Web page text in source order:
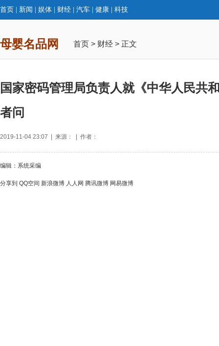
首页 新闻 娱体 财经 汽车 健康 科技
母婴名品网 首页 > 财经 > 正文
国家密码管理局负责人就《中华人民共
者问
2019-11-04 23:07 | 来源： | 作者：
编辑：系统采编
分享到 QQ空间 新浪微博 人人网 腾讯微博 网易微博